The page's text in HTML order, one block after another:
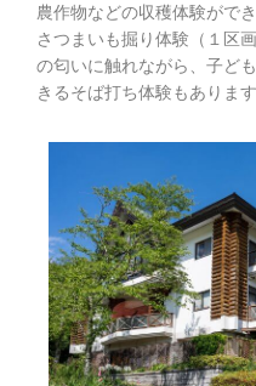
農作物などの収穫体験がで
さつまいも掘り体験（１区
の匂いに触れながら、子ど
きるそば打ち体験もあります